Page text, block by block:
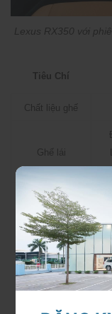
Lexus RX350 với
Tiêu Chí
Chất liệu ghế
Ghế lái
Điều Hòa
Âm Thanh
Thông